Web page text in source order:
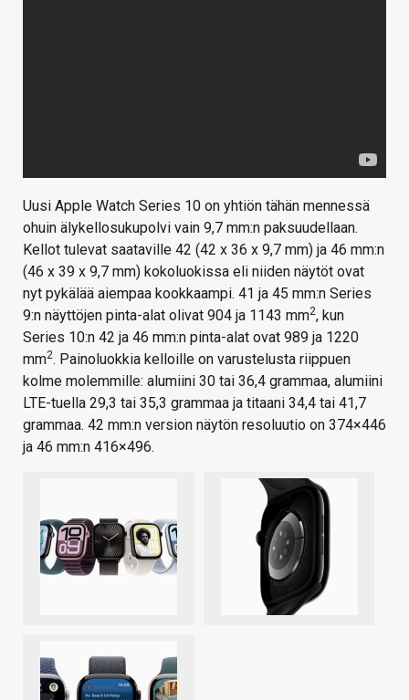
Uusi Apple Watch Series 10 on yhtiön tähän mennessä
ohuin älykellosukupolvi vain 9,7 mm:n paksuudellaan.
Kellot tulevat saataville 42 (42 x 36 x 9,7 mm) ja 46 mm:n
(46 x 39 x 9,7 mm) kokoluokissa eli niiden näytöt ovat
nyt pykälää aiempaa kookkaampi. 41 ja 45 mm:n Series
9:n näyttöjen pinta-alat olivat 904 ja 1143 mm2, kun
Series 10:n 42 ja 46 mm:n pinta-alat ovat 989 ja 1220
mm2. Painoluokkia kelloille on varustelusta riippuen
kolme molemmille: alumiini 30 tai 36,4 grammaa, alumiini
LTE-tuella 29,3 tai 35,3 grammaa ja titaani 34,4 tai 41,7
grammaa. 42 mm:n version näytön resoluutio on 374×446
ja 46 mm:n 416×496.